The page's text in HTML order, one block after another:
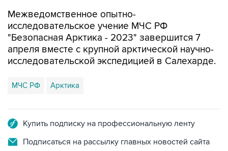
Межведомственное опытно-
исследовательское учение МЧС РФ
"Безопасная Арктика - 2023" завершится 7
апреля вместе с крупной арктической научно-
исследовательской экспедицией в Салехарде.
МЧС РФ Арктика
Купить подписку на профессиональную ленту
Подписаться на рассылку главных новостей сайта